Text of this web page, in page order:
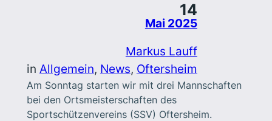
14
Mai 2025
Markus Lauff
in Allgemein, News, Oftersheim
Am Sonntag starten wir mit drei Mannschaften
bei den Ortsmeisterschaften des
Sportschützenvereins (SSV) Oftersheim.